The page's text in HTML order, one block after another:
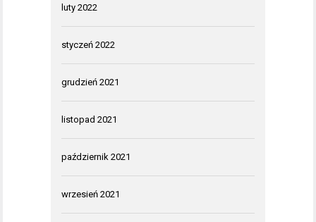
luty 2022
styczeń 2022
grudzień 2021
listopad 2021
październik 2021
wrzesień 2021